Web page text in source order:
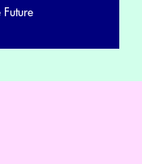
Future